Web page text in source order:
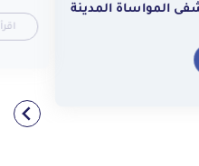
المواساة المدينة